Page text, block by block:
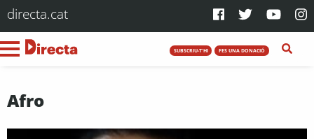
directa.cat
SUBSCRIU-T'HI FES UNA DONACIÓ
Afro